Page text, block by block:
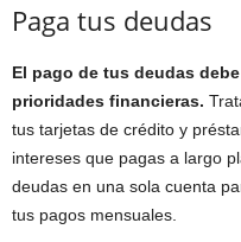
Paga tus deudas
El pago de tus deudas
prioridades financieras.
tus tarjetas de crédito y
intereses que pagas a largo
deudas en una sola cuenta
tus pagos mensuales.